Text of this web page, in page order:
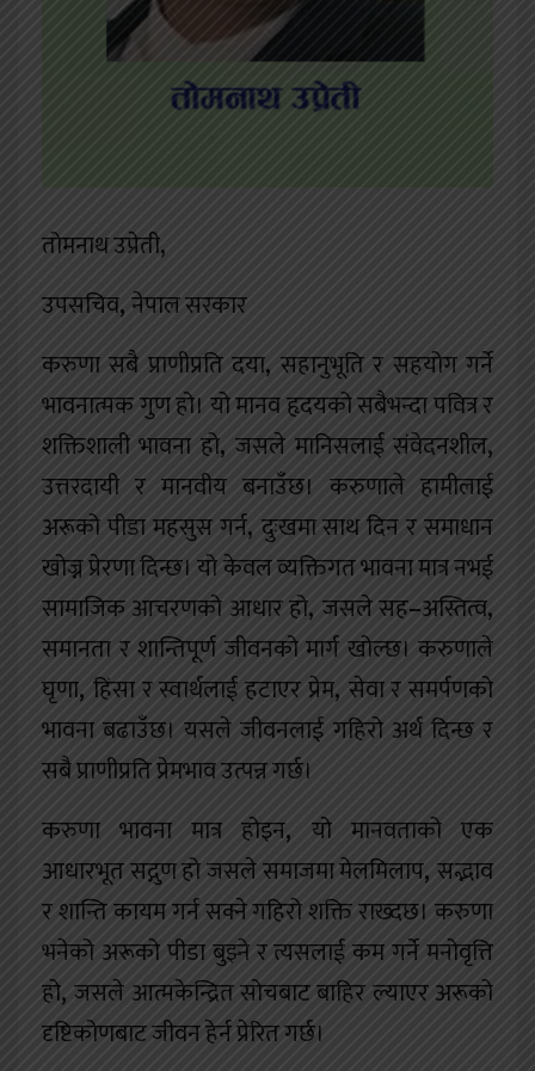
तोमनाथ उप्रेती,
उपसचिव,नेपाल सरकार
करुणा सबै प्राणीप्रति दया,सहानुभूति र सहयोग गर्ने
भावनात्मक गुण हो। यो मानव हृदयको सबैभन्दा पवित्र र
शक्तिशाली भावना हो,जसले मानिसलाई संवेदनशील,
उत्तरदायी र मानवीय बनाउँछ। करुणाले हामीलाई
अरूको पीडा महसुस गर्न, दुःखमा साथ दिन र समाधान
खोज्न प्रेरणा दिन्छ। यो केवल व्यक्तिगत भावना मात्र नभई
सामाजिक आचरणको आधार हो, जसले सह–अस्तित्व,
समानता र शान्तिपूर्ण जीवनको मार्ग खोल्छ। करुणाले
घृणा, हिंसा र स्वार्थलाई हटाएर प्रेम, सेवा र समर्पणको
भावना बढाउँछ। यसले जीवनलाई गहिरो अर्थ दिन्छ र
सबै प्राणीप्रति प्रेमभाव उत्पन्न गर्छ।
करुणा भावना मात्र होइन, यो मानवताको एक
आधारभूत सद्गुण हो जसले समाजमा मेलमिलाप,सद्भाव
र शान्ति कायम गर्न सक्ने गहिरो शक्ति राख्दछ। करुणा
भनेको अरूको पीडा बुझ्ने र त्यसलाई कम गर्ने मनोवृत्ति
हो,जसले आत्मकेन्द्रित सोचबाट बाहिर ल्याएर अरूको
दृष्टिकोणबाट जीवन हेर्न प्रेरित गर्छ।